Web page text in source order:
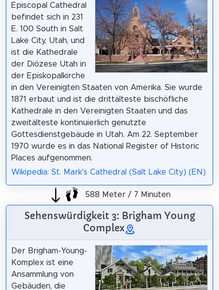
Episcopal Cathedral
befindet sich in 231
E. 100 South in Salt
Lake City, Utah, und
ist die Kathedrale
der Diözese Utah in
der Episkopalkirche
in den Vereinigten Staaten von Amerika. Sie wurde
1871 erbaut und ist die drittälteste bischöfliche
Kathedrale in den Vereinigten Staaten und das
zweitälteste kontinuierlich genutzte
Gottesdienstgebäude in Utah. Am 22. September
1970 wurde es in das National Register of Historic
Places aufgenommen.
Wikipedia: St. Mark's Cathedral (Salt Lake City) (EN)
588 Meter / 7 Minuten
Sehenswürdigkeit 3: Brigham Young
Complex
Der Brigham-Young-
Komplex ist eine
Ansammlung von
Gebäuden, die